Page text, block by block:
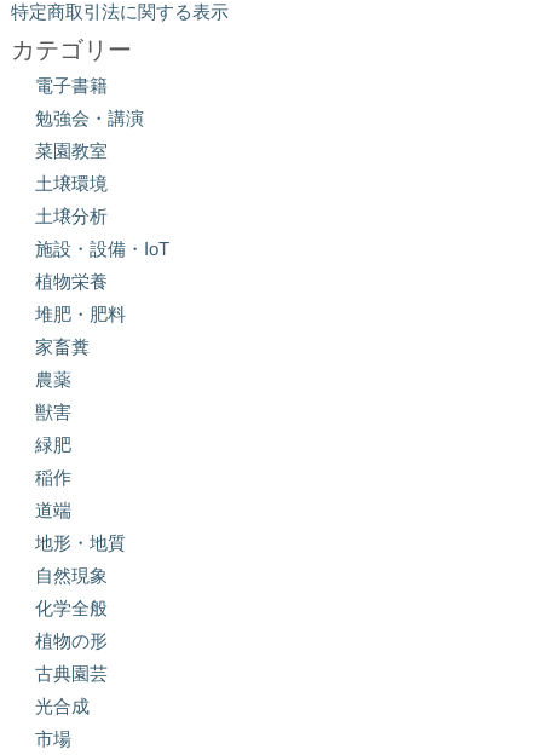
特定商取引法に関する表示
カテゴリー
電子書籍
勉強会・講演
菜園教室
土壌環境
土壌分析
施設・設備・IoT
植物栄養
堆肥・肥料
家畜糞
農薬
獣害
緑肥
稲作
道端
地形・地質
自然現象
化学全般
植物の形
古典園芸
光合成
市場